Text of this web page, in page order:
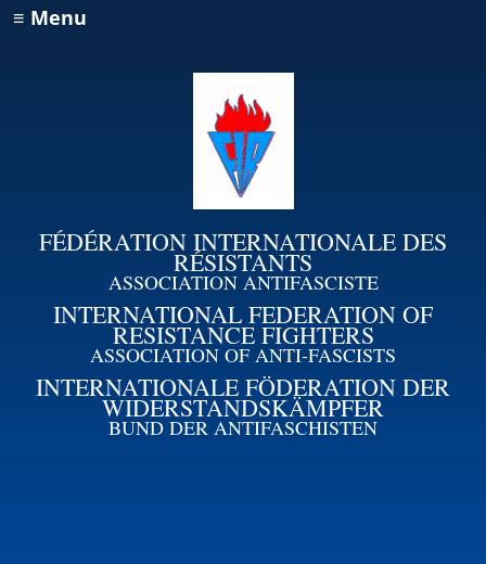
≡ Menu
FÉDÉRATION INTERNATIONALE DES
RÉSISTANTS
ASSOCIATION ANTIFASCISTE
INTERNATIONAL FEDERATION OF
RESISTANCE FIGHTERS
ASSOCIATION OF ANTI-FASCISTS
INTERNATIONALE FÖDERATION DER
WIDERSTANDSKÄMPFER
BUND DER ANTIFASCHISTEN